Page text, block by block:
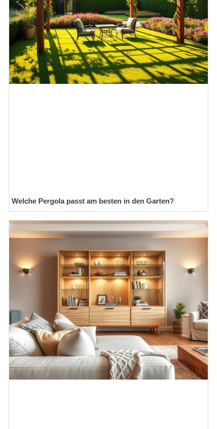
Welche Pergola passt am besten in den Garten?